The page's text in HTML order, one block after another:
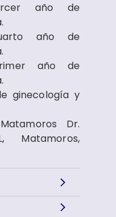
año de
año de
año de
ginecología y
Dr.
Matamoros,